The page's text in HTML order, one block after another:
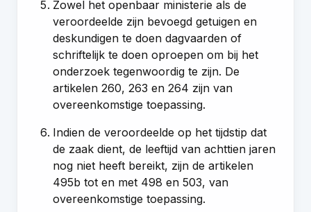
Zowel het openbaar ministerie als de
veroordeelde zijn bevoegd getuigen en
deskundigen te doen dagvaarden of
schriftelijk te doen oproepen om bij het
onderzoek tegenwoordig te zijn. De
artikelen 260,263 en264 zijn van
overeenkomstige toepassing.
Indien de veroordeelde op het tijdstip dat
de zaak dient, de leeftijd van achttien jaren
nog niet heeft bereikt, zijn deartikelen
495b tot en met 498 en503, van
overeenkomstige toepassing.